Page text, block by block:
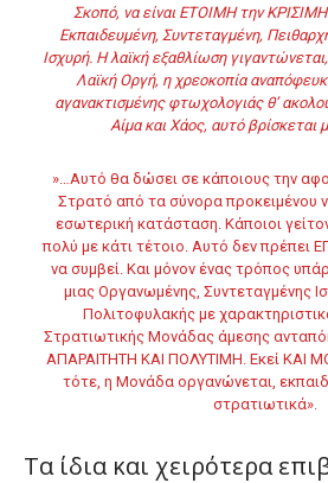
Σκοπό, να είναι ΕΤΟΙΜΗ την
Εκπαιδευμένη, Συντεταγμένη,
Ισχυρή. Η λαϊκή εξαθλίωση
Λαϊκή Οργή, η χρεοκοπία
αγανακτισμένης φτωχολογιάς θ’
Αίμα και Χάος, αυτό βρίσκεται
»…Αυτό θα δώσει σε κάποιους την
Στρατό από τα σύνορα προκειμένου
εσωτερική κατάσταση. Κάποιοι
πολύ με κάτι τέτοιο. Αυτό δεν πρέπει
να συμβεί. Και μόνον ένας τρόπος
μιας Οργανωμένης, Συντεταγμένης
Πολιτοφυλακής με
Στρατιωτικής Μονάδας άμεσης
ΑΠΑΡΑΙΤΗΤΗ ΚΑΙ ΠΟΛΥΤΙΜΗ. Εκεί ΚΑΙ
τότε, η Μονάδα οργανώνεται,
στρατιωτικά».
Τα ίδια και χειρότερα